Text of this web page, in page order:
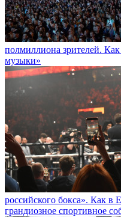
полмиллиона зрителей.
музыки»
российского бокса». Как в
грандиозное спортивное